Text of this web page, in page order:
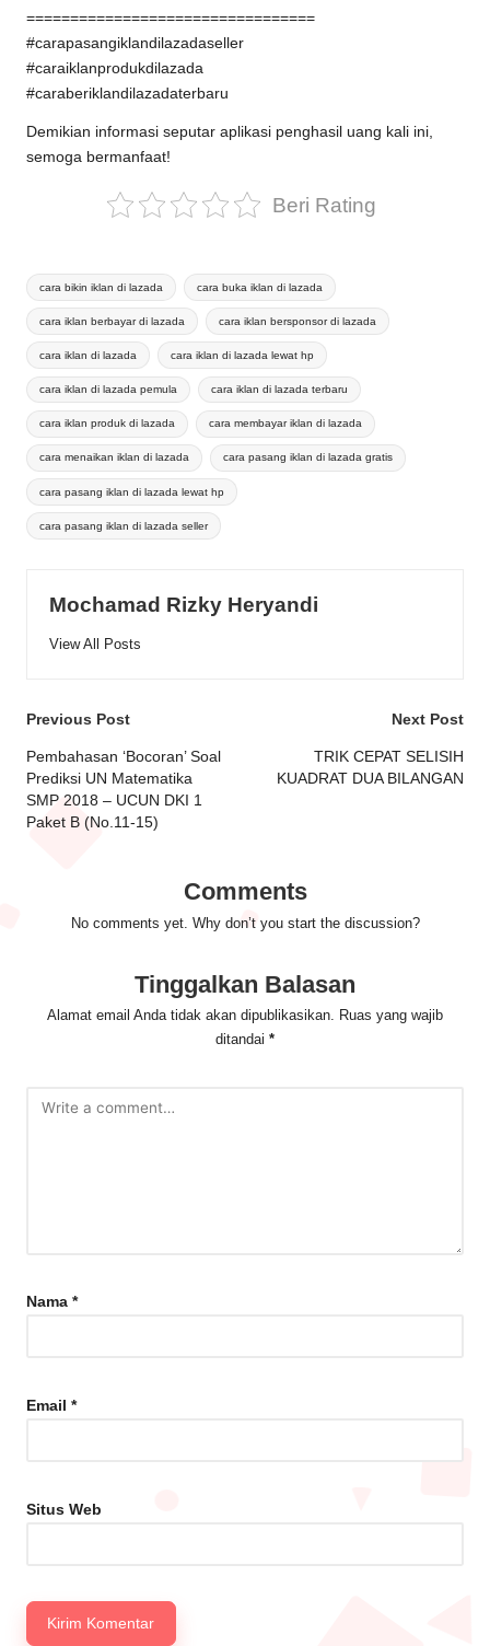
=================================
#carapasangiklandilazadaseller
#caraiklanprodukdilazada
#caraberiklandilazadaterbaru
Demikian informasi seputar aplikasi penghasil uang kali ini,
semoga bermanfaat!
Beri Rating
Tags:
cara bikin iklan di lazada cara buka iklan di lazada
cara iklan berbayar di lazada cara iklan bersponsor di lazada
cara iklan di lazada cara iklan di lazada lewat hp
cara iklan di lazada pemula cara iklan di lazada terbaru
cara iklan produk di lazada cara membayar iklan di lazada
cara menaikan iklan di lazada cara pasang iklan di lazada gratis
cara pasang iklan di lazada lewat hp
cara pasang iklan di lazada seller
Mochamad Rizky Heryandi
View All Posts
Post
navigation
Previous Post
Pembahasan ‘Bocoran’ Soal
Prediksi UN Matematika
SMP 2018 – UCUN DKI 1
Paket B (No.11-15)
Next Post
TRIK CEPAT SELISIH
KUADRAT DUA BILANGAN
Comments
No comments yet. Why don’t you start the discussion?
Tinggalkan Balasan
Alamat email Anda tidak akan dipublikasikan. Ruas yang wajib
ditandai *
Nama *
Email *
Situs Web